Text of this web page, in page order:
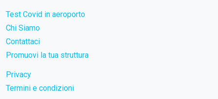
Test Covid in aeroporto
Chi Siamo
Contattaci
Promuovi la tua struttura
Privacy
Termini e condizioni